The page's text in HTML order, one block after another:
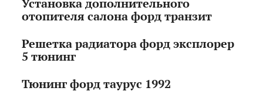
Установка дополнительного
отопителя салона форд транзит
Решетка радиатора форд эксплорер
5 тюнинг
Тюнинг форд таурус 1992